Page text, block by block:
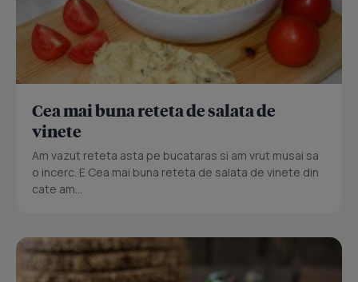
Cea mai buna reteta de salata de
vinete
Am vazut reteta asta pe bucataras si am vrut musai sa
o incerc. E Cea mai buna reteta de salata de vinete din
cate am...